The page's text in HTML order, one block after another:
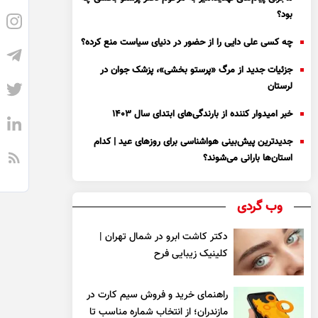
بود؟
چه کسی علی دایی را از حضور در دنیای سیاست منع کرده؟
جزئیات جدید از مرگ «پرستو بخشی»، پزشک جوان در
لرستان
خبر امیدوار کننده از بارندگی‌های ابتدای سال ۱۴۰۳
جدیدترین پیش‌بینی هواشناسی برای روزهای عید | کدام
استان‌ها بارانی می‌شوند؟
وب گردی
دکتر کاشت ابرو در شمال تهران |
کلینیک زیبایی فرح
راهنمای خرید و فروش سیم کارت در
مازندران؛ از انتخاب شماره مناسب تا